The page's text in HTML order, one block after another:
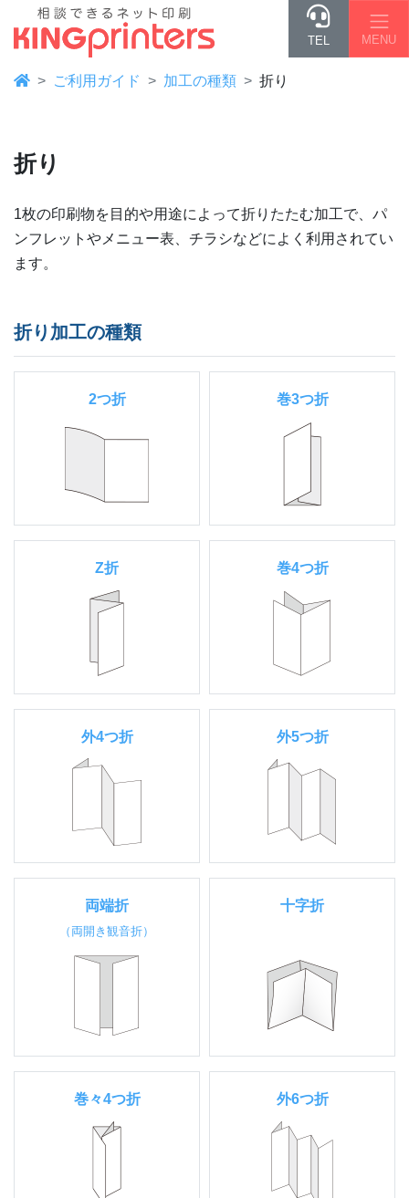
TEL MENU
ご利用ガイド 加工の種類 折り
折り
1枚の印刷物を目的や用途によって折りたたむ加工で、パ
ンフレットやメニュー表、チラシなどによく利用されてい
ます。
折り加工の種類
2つ折 巻3つ折
Z折 巻4つ折
外4つ折 外5つ折
両端折
（両開き観音折）
十字折
巻々4つ折 外6つ折